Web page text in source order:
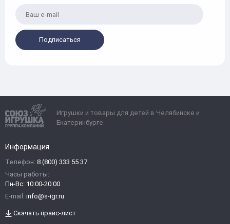
Подписаться
Игрушки и товары для детей в Челябинске и
Екатеринбурге
Информация
Телефон: 8 (800) 333 55 37
Часы работы:
Пн-Вс: 10:00-20:00
E-mail: info@s-igr.ru
Скачать прайс-лист